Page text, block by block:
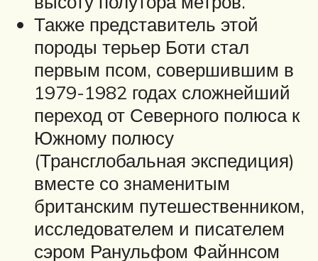
Также представитель этой
породы терьер Боти стал
первым псом, совершившим в
1979-1982 годах сложнейший
переход от Северного полюса к
Южному полюсу
(Трансглобальная экспедиция)
вместе со знаменитым
британским путешественником,
исследователем и писателем
сэром Ранульфом Файннсом